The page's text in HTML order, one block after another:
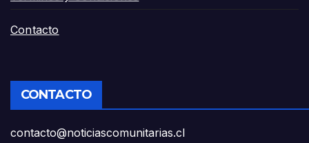
Contacto
CONTACTO
contacto@noticiascomunitarias.cl